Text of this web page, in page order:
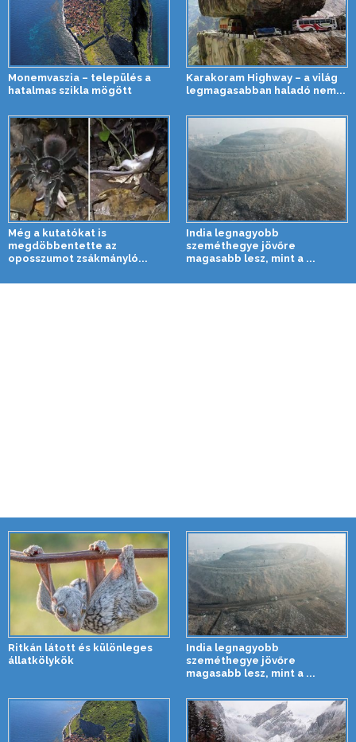
Monemvaszia – település a
hatalmas szikla mögött
Karakoram Highway – a világ
legmagasabban haladó nem...
Még a kutatókat is
megdöbbentette az
oposszumot zsákmányló...
India legnagyobb
szeméthegye jövőre
magasabb lesz, mint a ...
Ritkán látott és különleges
állatkölykök
India legnagyobb
szeméthegye jövőre
magasabb lesz, mint a ...